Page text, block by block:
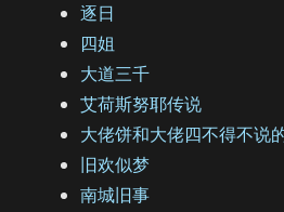
逐日
四姐
大道三千
艾荷斯努耶传说
大佬饼和大佬四不得不说
旧欢似梦
南城旧事